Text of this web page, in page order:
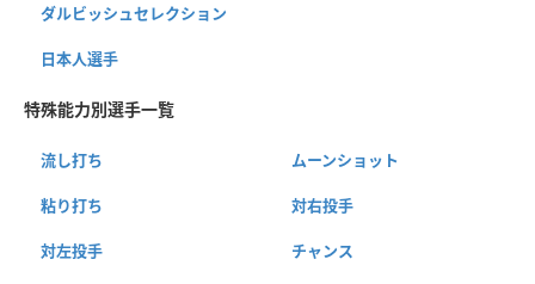
ダルビッシュセレクション
日本人選手
特殊能力別選手一覧
流し打ち ムーンショット
粘り打ち 対右投手
対左投手 チャンス